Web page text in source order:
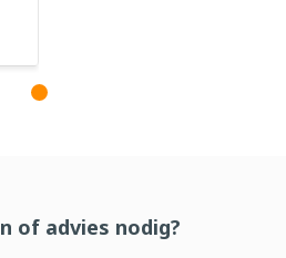
of advies nodig?